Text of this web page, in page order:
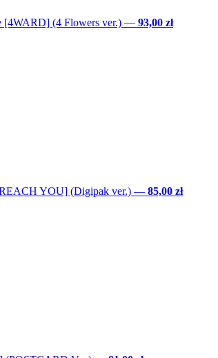
[4WARD] (4 Flowers ver.) — 93,00 zł
YOU] (Digipak ver.) — 85,00 zł